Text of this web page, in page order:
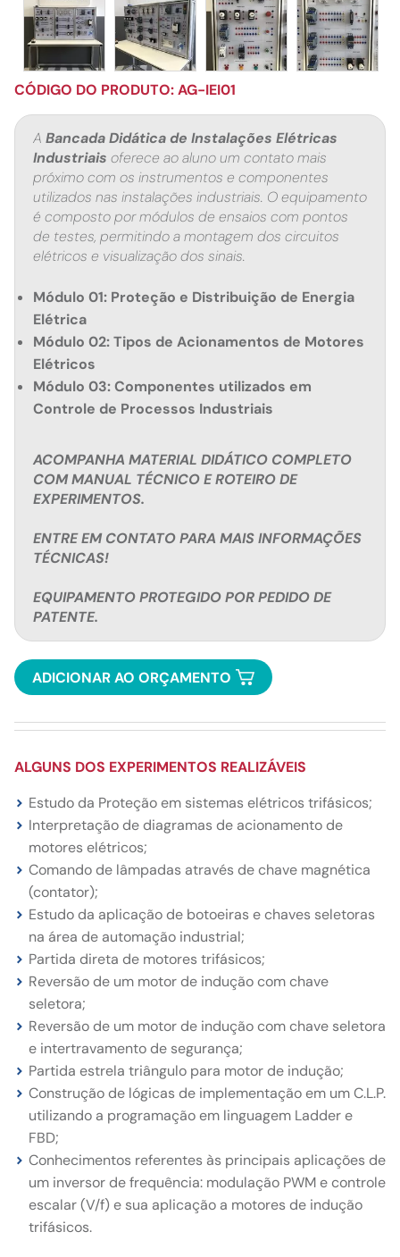
CÓDIGO DO PRODUTO: AG-IEI01
A Bancada Didática de Instalações Elétricas
Industriais oferece ao aluno um contato mais
próximo com os instrumentos e componentes
utilizados nas instalações industriais. O equipamento
é composto por módulos de ensaios com pontos
de testes, permitindo a montagem dos circuitos
elétricos e visualização dos sinais.
Módulo 01: Proteção e Distribuição de Energia
Elétrica
Módulo 02: Tipos de Acionamentos de Motores
Elétricos
Módulo 03: Componentes utilizados em
Controle de Processos Industriais
ACOMPANHA MATERIAL DIDÁTICO COMPLETO
COM MANUAL TÉCNICO E ROTEIRO DE
EXPERIMENTOS.
ENTRE EM CONTATO PARA MAIS INFORMAÇÕES
TÉCNICAS!
EQUIPAMENTO PROTEGIDO POR PEDIDO DE
PATENTE.
ADICIONAR AO ORÇAMENTO
ALGUNS DOS EXPERIMENTOS REALIZÁVEIS
Estudo da Proteção em sistemas elétricos trifásicos;
Interpretação de diagramas de acionamento de
motores elétricos;
Comando de lâmpadas através de chave magnética
(contator);
Estudo da aplicação de botoeiras e chaves seletoras
na área de automação industrial;
Partida direta de motores trifásicos;
Reversão de um motor de indução com chave
seletora;
Reversão de um motor de indução com chave seletora
e intertravamento de segurança;
Partida estrela triângulo para motor de indução;
Construção de lógicas de implementação em um C.L.P.
utilizando a programação em linguagem Ladder e
FBD;
Conhecimentos referentes às principais aplicações de
um inversor de frequência: modulação PWM e controle
escalar (V/f) e sua aplicação a motores de indução
trifásicos.